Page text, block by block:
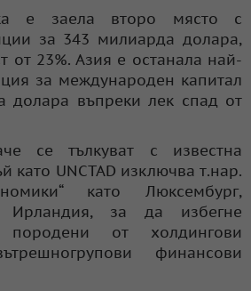
е заела второ място с
за 343 милиарда долара,
от 23%. Азия е останала най-
за международен капитал
долара въпреки лек спад от
се тълкуват с известна
като UNCTAD изключва т.нар.
като Люксембург,
Ирландия, за да избегне
породени от холдингови
финансови